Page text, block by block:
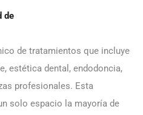
de
de tratamientos que incluye
estética dental, endodoncia,
profesionales. Esta
solo espacio la mayoría de